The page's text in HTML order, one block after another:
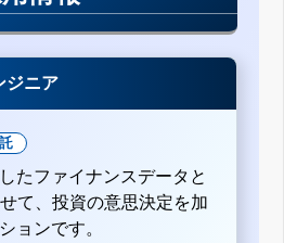
ジニア
たファイナンスデータと
て、投資の意思決定を加
ョンです。